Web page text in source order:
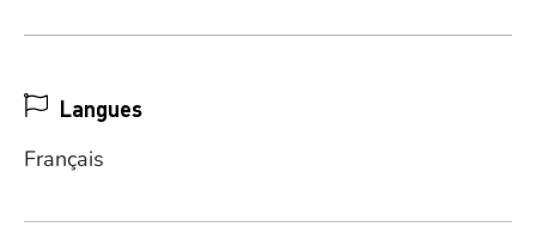
Langues
Français